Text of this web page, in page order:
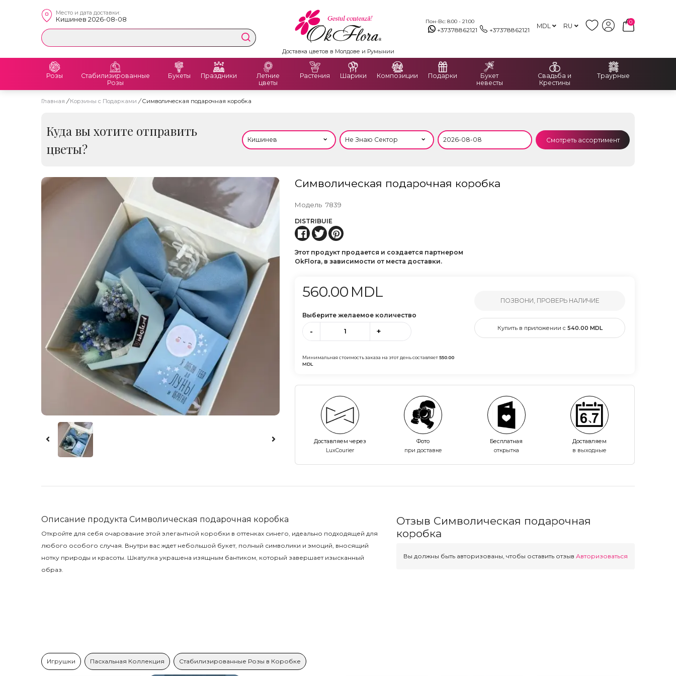
Место и дата доставки:
Кишинев 2026-08-08 Пон-Вс: 8:00 - 21:00
+37378862121 +37378862121 MDL RU
0
Доставка цветов в Молдове и Румынии
Розы
Стабилизированные
Розы
Букеты Праздники
Летние
цветы
Растения Шарики Композиции Подарки
Букет
невесты
Свадьба и
Крестины
Траурные
Главная / Корзины с Подарками / Символическая подарочная коробка
Куда вы хотите отправить
цветы?
Смотреть ассортимент
Символическая подарочная коробка
Модель 7839
DISTRIBUIE
Этот продукт продается и создается партнером
OkFlora, в зависимости от места доставки.
560.00 MDL
Выберите желаемое количество
- +
Минимальная стоимость заказа на этот день составляет550.00
MDL
ПОЗВОНИ, ПРОВЕРЬ НАЛИЧИЕ
Купить в приложении с 540.00 MDL
Доставляем через
LuxCourier
Фото
при доставке
Бесплатная
открытка
Доставляем
в выходные
Описание продукта Символическая подарочная коробка
Откройте для себя очарование этой элегантной коробки в оттенках синего, идеально подходящей для
любого особого случая. Внутри вас ждет небольшой букет, полный символики и эмоций, вносящий
нотку природы и красоты. Шкатулка украшена изящным бантиком, который завершает изысканный
образ.
Отзыв Символическая подарочная
коробка
Вы должны быть авторизованы, чтобы оставить отзыв Авторизоваться
Игрушки Пасхальная Коллекция Стабилизированные Розы в Коробке